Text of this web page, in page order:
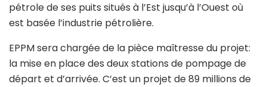
pétrole de ses puits situés à l’Est jusqu’à l’Ouest où
est basée l’industrie pétrolière.
EPPM sera chargée de la pièce maîtresse du projet:
la mise en place des deux stations de pompage de
départ et d’arrivée. C’est un projet de 89 millions de